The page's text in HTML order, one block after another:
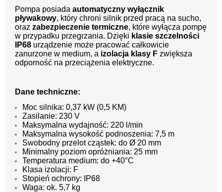
Pompa posiada automatyczny wyłącznik
pływakowy, który chroni silnik przed pracą na sucho,
oraz zabezpieczenie termiczne, które wyłącza pompę
w przypadku przegrzania. Dzięki klasie szczelności
IP68 urządzenie może pracować całkowicie
zanurzone w medium, a izolacja klasy F zwiększa
odporność na przeciążenia elektryczne.
Dane techniczne:
Moc silnika: 0,37 kW (0,5 KM)
Zasilanie: 230 V
Maksymalna wydajność: 220 l/min
Maksymalna wysokość podnoszenia: 7,5 m
Swobodny przelot cząstek: do Ø 20 mm
Minimalny poziom opróżniania: 25 mm
Temperatura medium: do +40°C
Klasa izolacji: F
Stopień ochrony: IP68
Waga: ok. 5,7 kg